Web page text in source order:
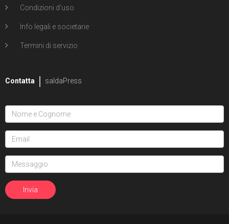
Condizioni d'uso
Info legali e societarie
Termini di servizio
Contatta saldaPress